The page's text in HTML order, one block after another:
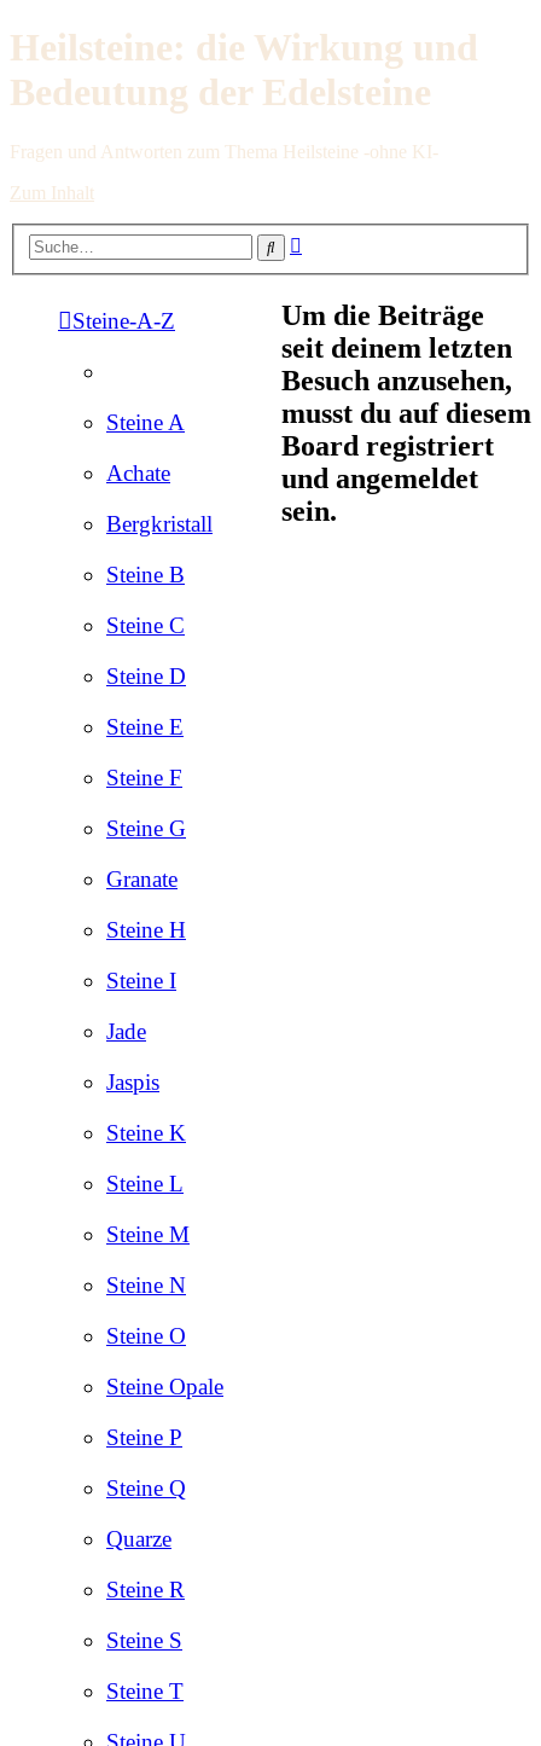
Heilsteine: die Wirkung und
Bedeutung der Edelsteine
Fragen und Antworten zum Thema Heilsteine -ohne KI-
Zum Inhalt
Suche
Steine-A-Z
Steine A
Achate
Bergkristall
Steine B
Steine C
Steine D
Steine E
Steine F
Steine G
Granate
Steine H
Steine I
Jade
Jaspis
Steine K
Steine L
Steine M
Steine N
Steine O
Steine Opale
Steine P
Steine Q
Quarze
Steine R
Steine S
Steine T
Um die Beiträge
seit deinem letzten
Besuch anzusehen,
musst du auf diesem
Board registriert
und angemeldet
sein.